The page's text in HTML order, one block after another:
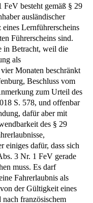
FeV besteht gemäß § 29
ausländischer
Lernführerscheins
Führerscheins sind.
in Betracht, weil die
als
Monaten beschränkt
Beschluss vom
zum Urteil des
S. 578, und offenbar
dafür aber mit
des § 29
einiges dafür, dass sich
3 Nr. 1 FeV gerade
muss. Es darf
Fahrerlaubnis als
der Gültigkeit eines
nach französischem